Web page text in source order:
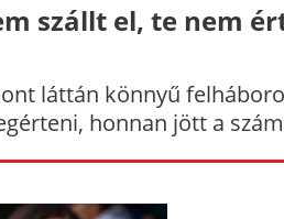
szállt el, te nem
láttán könnyű
honnan jött a